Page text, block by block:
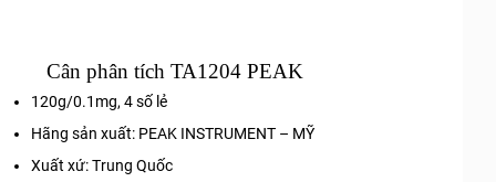
Cân phân tích TA1204 PEAK
120g/0.1mg, 4 số lẻ
Hãng sản xuất: PEAK INSTRUMENT – MỸ
Xuất xứ: Trung Quốc